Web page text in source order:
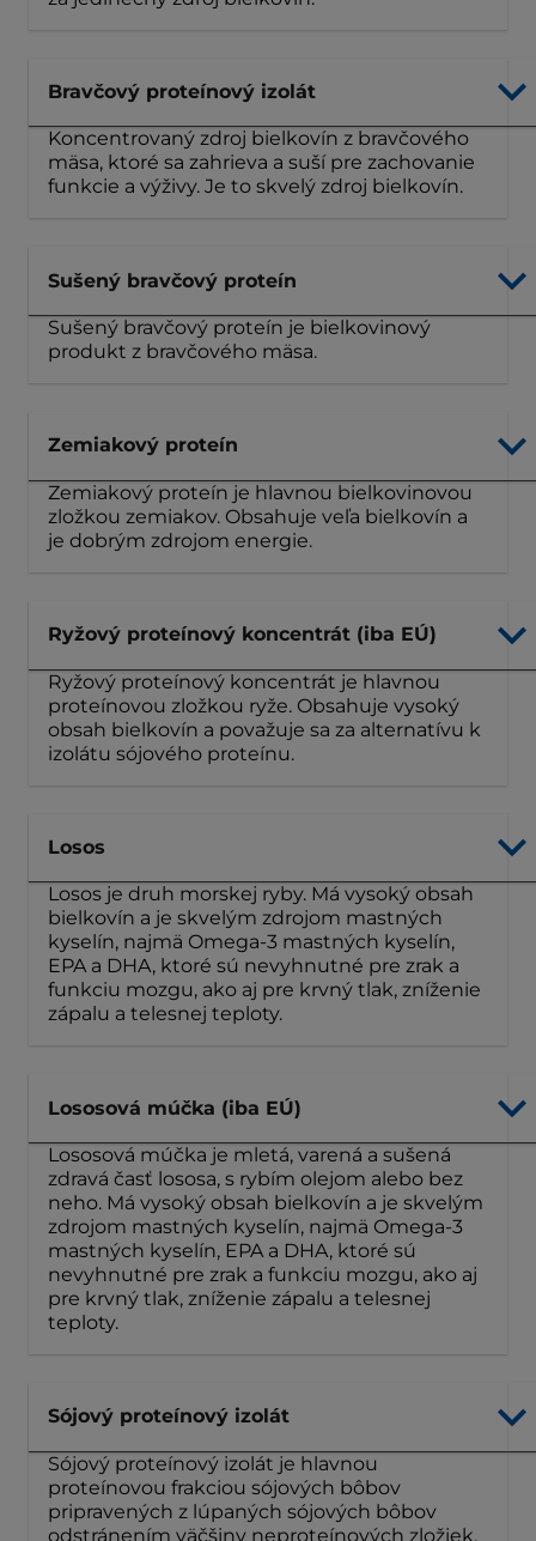
Bravčový proteínový izolát
Koncentrovaný zdroj bielkovín z bravčového
mäsa, ktoré sa zahrieva a suší pre zachovanie
funkcie a výživy. Je to skvelý zdroj bielkovín.
Sušený bravčový proteín
Sušený bravčový proteín je bielkovinový
produkt z bravčového mäsa.
Zemiakový proteín
Zemiakový proteín je hlavnou bielkovinovou
zložkou zemiakov. Obsahuje veľa bielkovín a
je dobrým zdrojom energie.
Ryžový proteínový koncentrát (iba EÚ)
Ryžový proteínový koncentrát je hlavnou
proteínovou zložkou ryže. Obsahuje vysoký
obsah bielkovín a považuje sa za alternatívu k
izolátu sójového proteínu.
Losos
Losos je druh morskej ryby. Má vysoký obsah
bielkovín a je skvelým zdrojom mastných
kyselín, najmä Omega-3 mastných kyselín,
EPA a DHA, ktoré sú nevyhnutné pre zrak a
funkciu mozgu, ako aj pre krvný tlak, zníženie
zápalu a telesnej teploty.
Lososová múčka (iba EÚ)
Lososová múčka je mletá, varená a sušená
zdravá časť lososa, s rybím olejom alebo bez
neho. Má vysoký obsah bielkovín a je skvelým
zdrojom mastných kyselín, najmä Omega-3
mastných kyselín, EPA a DHA, ktoré sú
nevyhnutné pre zrak a funkciu mozgu, ako aj
pre krvný tlak, zníženie zápalu a telesnej
teploty.
Sójový proteínový izolát
Sójový proteínový izolát je hlavnou
proteínovou frakciou sójových bôbov
pripravených z lúpaných sójových bôbov
odstránením väčšiny neproteínových zložiek.